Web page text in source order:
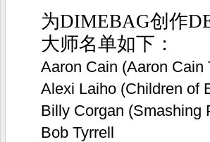
为DIMEBAG创作
大师名单如下：
Aaron Cain (Aaron Cain
Alexi Laiho (Children of
Billy Corgan (Smashing
Bob Tyrrell